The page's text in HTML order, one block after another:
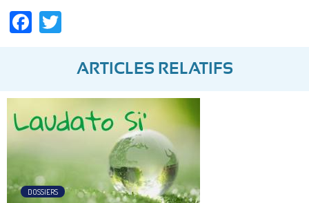
Facebook
ARTICLES RELATIFS
DOSSIERS